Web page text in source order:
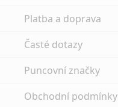
Platba a doprava
Časté dotazy
Puncovní značky
Obchodní podmínky